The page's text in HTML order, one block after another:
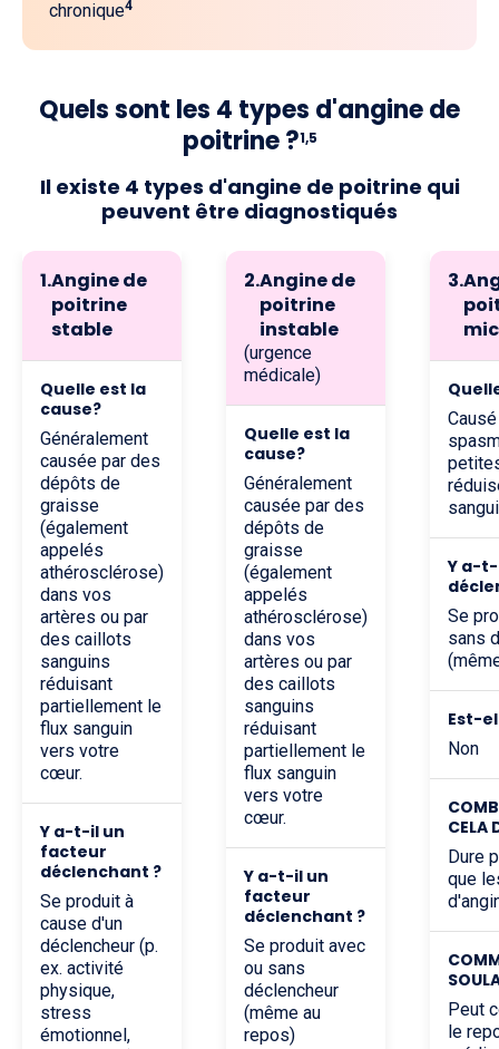
chronique4
Quels sont les 4 types d'angine de
poitrine ?1,5
il existe 4 types d'angine de poitrine qui
peuvent être diagnostiqués
1.Angine de
poitrine
stable
quelle est la
cause?
Généralement
causée par des
dépôts de
graisse
(également
appelés
athérosclérose)
dans vos
artères ou par
des caillots
sanguins
réduisant
partiellement le
flux sanguin
vers votre
cœur.
Y a-t-il un
facteur
déclenchant ?
Se produit à
cause d'un
déclencheur (p.
ex. activité
physique,
stress
émotionnel,
2.Angine de
poitrine
instable
(urgence
médicale)
quelle est la
cause?
Généralement
causée par des
dépôts de
graisse
(également
appelés
athérosclérose)
dans vos
artères ou par
des caillots
sanguins
réduisant
partiellement le
flux sanguin
vers votre
cœur.
Y a-t-il un
facteur
déclenchant ?
Se produit avec
ou sans
déclencheur
(même au
repos)
3.
Causé par des
Y a-t-il un facteur
Se produit avec ou
sans
est-
Non
COMBIEN DE TEMPS
CELA
Dure plus longtemps
que
COMMENT EST-ELLE
Peut continuer malgré
le